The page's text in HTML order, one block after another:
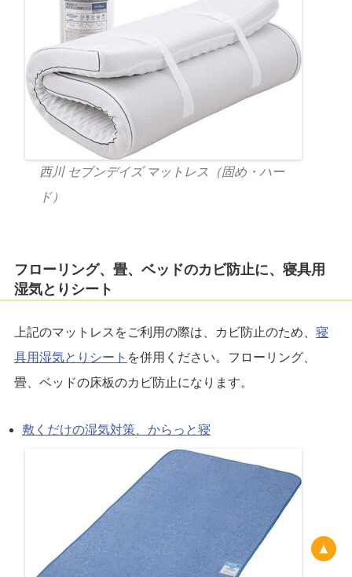
西川 セブンデイズ マットレス（固め・ハー
ド）
フローリング、畳、ベッドのカビ防止に、寝具用
湿気とりシート
上記のマットレスをご利用の際は、カビ防止のため、 寝
具用湿気とりシート を併用ください。フローリング、
畳、ベッドの床板のカビ防止になります。
敷くだけの湿気対策、からっと寝
▲